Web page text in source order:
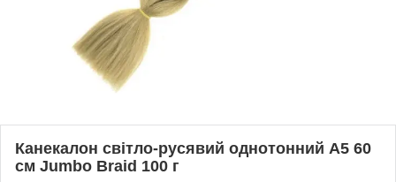
Канекалон світло-русявий однотонний А5 60
см Jumbo Braid 100 г